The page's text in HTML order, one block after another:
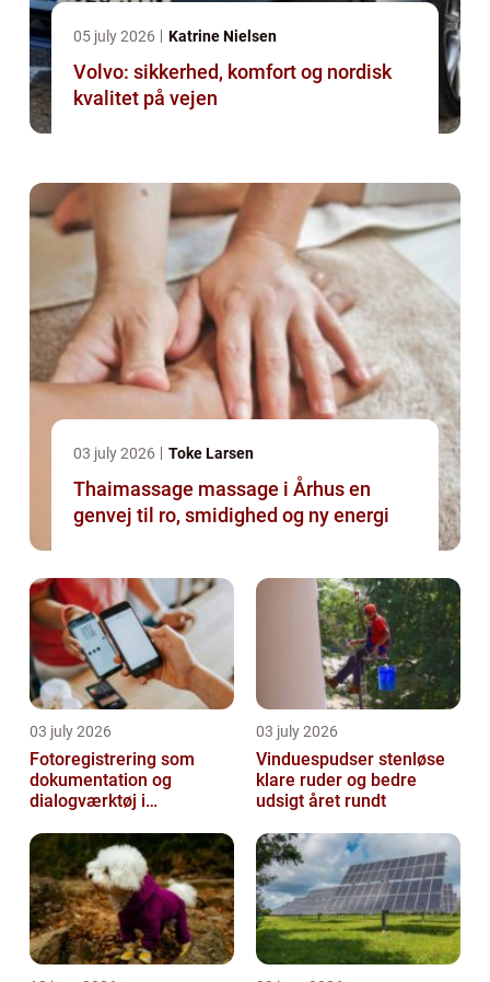
05 july 2026 Katrine Nielsen
Volvo: sikkerhed, komfort og nordisk
kvalitet på vejen
03 july 2026 Toke Larsen
Thaimassage massage i Århus en
genvej til ro, smidighed og ny energi
03 july 2026
Fotoregistrering som
dokumentation og
dialogværktøj i
03 july 2026
Vinduespudser stenløse
klare ruder og bedre
udsigt året rundt